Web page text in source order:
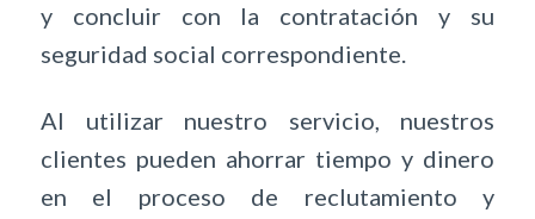
y concluir con la contratación y su
seguridad social correspondiente.
Al utilizar nuestro servicio, nuestros
clientes pueden ahorrar tiempo y dinero
en el proceso de reclutamiento y